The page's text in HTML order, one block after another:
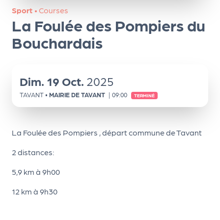
Sport • Courses
La Foulée des Pompiers du
Bouchardais
Dim. 19 Oct. 2025
TAVANT • MAIRIE DE TAVANT | 09:00 TERMINÉ
La Foulée des Pompiers , départ commune de Tavant
2 distances:
5,9 km à 9h00
12 km à 9h30
ns
PR
O
PR
O
G!
Ma
g
Sui
vr